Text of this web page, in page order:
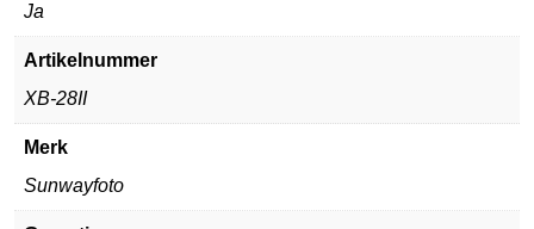
Ja
Artikelnummer
XB-28II
Merk
Sunwayfoto